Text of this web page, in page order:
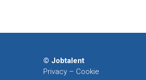
© Jobtalent
Privacy – Cookie